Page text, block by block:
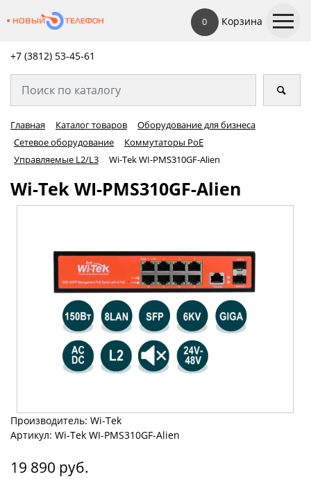
0 Корзина
+7 (3812) 53-45-61
Главная Каталог товаров
Оборудование для бизнеса
Сетевое оборудование
Коммутаторы PoE
Управляемые L2/L3
Wi-Tek WI-PMS310GF-Alien
Wi-Tek WI-PMS310GF-Alien
Производитель: Wi-Tek
Артикул: Wi-Tek WI-PMS310GF-Alien
19 890 руб.